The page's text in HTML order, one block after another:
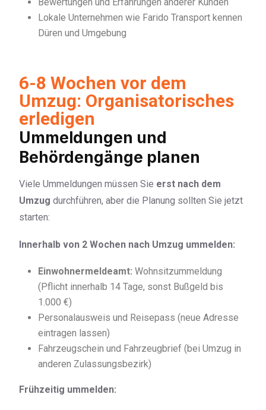
Lokale Unternehmen wie Farido Transport kennen
Düren und Umgebung
6-8 Wochen vor dem
Umzug: Organisatorisches
erledigen
Ummeldungen und
Behördengänge planen
Viele Ummeldungen müssen Sie erst nach dem
Umzug durchführen, aber die Planung sollten Sie jetzt
starten:
Innerhalb von 2 Wochen nach Umzug ummelden:
Einwohnermeldeamt: Wohnsitzummeldung
(Pflicht innerhalb 14 Tage, sonst Bußgeld bis
1.000 €)
Personalausweis und Reisepass (neue Adresse
eintragen lassen)
Fahrzeugschein und Fahrzeugbrief (bei Umzug in
anderen Zulassungsbezirk)
Frühzeitig ummelden: